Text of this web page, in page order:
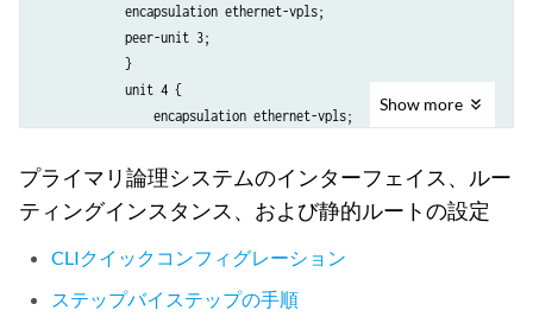
            encapsulation ethernet-vpls;
            peer-unit 3;
            }
            unit 4 {
                encapsulation ethernet-vpls;
            }
        }
    }
            vr {
                instance-type vpls;
Show more
プライマリ論理システムのインターフェイス、ルー
ティングインスタンス、および静的ルートの設定
CLIクイックコンフィグレーション
ステップバイステップの手順